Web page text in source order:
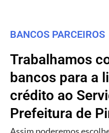
BANCOS PARCEIROS
Trabalhamos
bancos para a
crédito ao
Prefeitura de